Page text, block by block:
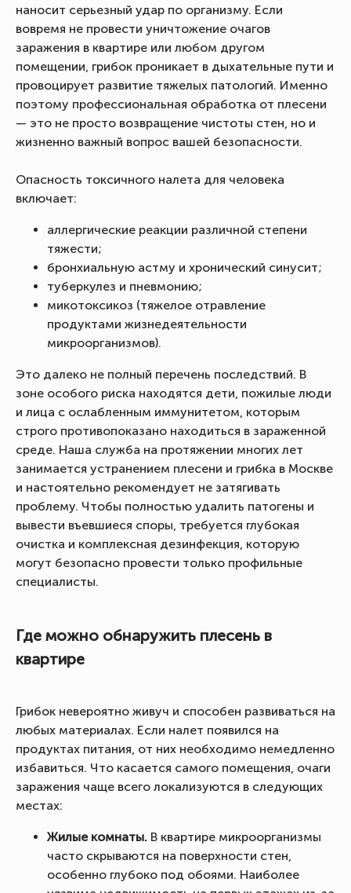
наносит серьезный удар по организму. Если
вовремя не провести уничтожение очагов
заражения в квартире или любом другом
помещении, грибок проникает в дыхательные пути и
провоцирует развитие тяжелых патологий. Именно
поэтому профессиональная обработка от плесени
— это не просто возвращение чистоты стен, но и
жизненно важный вопрос вашей безопасности.
Опасность токсичного налета для человека
включает:
аллергические реакции различной степени
тяжести;
бронхиальную астму и хронический синусит;
туберкулез и пневмонию;
микотоксикоз (тяжелое отравление
продуктами жизнедеятельности
микроорганизмов).
Это далеко не полный перечень последствий. В
зоне особого риска находятся дети, пожилые люди
и лица с ослабленным иммунитетом, которым
строго противопоказано находиться в зараженной
среде. Наша служба на протяжении многих лет
занимается устранением плесени и грибка в Москве
и настоятельно рекомендует не затягивать
проблему. Чтобы полностью удалить патогены и
вывести въевшиеся споры, требуется глубокая
очистка и комплексная дезинфекция, которую
могут безопасно провести только профильные
специалисты.
Где можно обнаружить плесень в
квартире
Грибок невероятно живуч и способен развиваться на
любых материалах. Если налет появился на
продуктах питания, от них необходимо немедленно
избавиться. Что касается самого помещения, очаги
заражения чаще всего локализуются в следующих
местах:
Жилые комнаты. В квартире микроорганизмы
часто скрываются на поверхности стен,
особенно глубоко под обоями. Наиболее